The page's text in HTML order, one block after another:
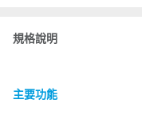
規格說明
主要功能